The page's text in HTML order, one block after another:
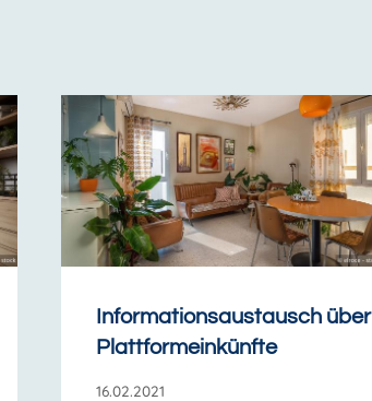
Informationsaustausch über
Plattformeinkünfte
16.02.2021